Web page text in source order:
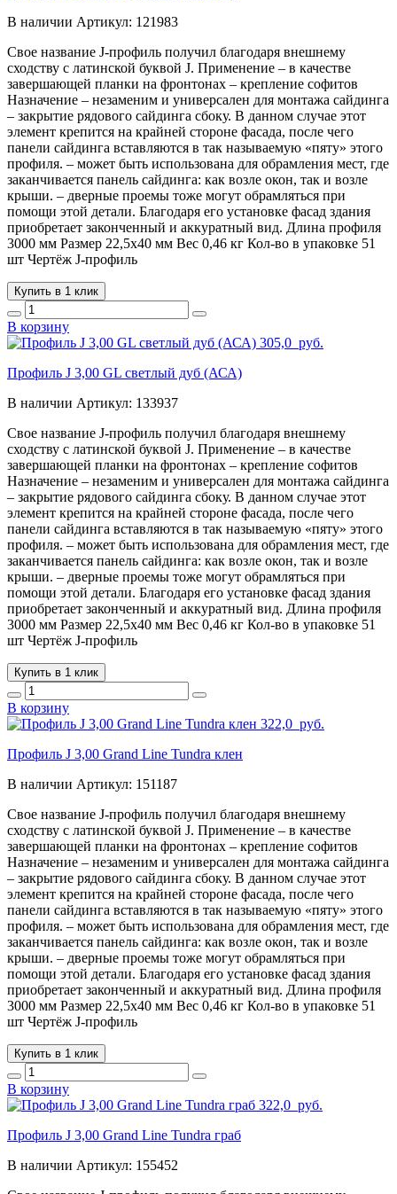
В наличии Артикул: 121983
Свое название J-профиль получил благодаря внешнему
сходству с латинской буквой J. Применение – в качестве
завершающей планки на фронтонах – крепление софитов
Назначение – незаменим и универсален для монтажа сайдинга
– закрытие рядового сайдинга сбоку. В данном случае этот
элемент крепится на крайней стороне фасада, после чего
панели сайдинга вставляются в так называемую «пяту» этого
профиля. – может быть использована для обрамления мест, где
заканчивается панель сайдинга: как возле окон, так и возле
крыши. – дверные проемы тоже могут обрамляться при
помощи этой детали. Благодаря его установке фасад здания
приобретает законченный и аккуратный вид. Длина профиля
3000 мм Размер 22,5х40 мм Вес 0,46 кг Кол-во в упаковке 51
шт Чертёж J-профиль
Купить в 1 клик
В корзину
305,0 руб.
Профиль J 3,00 GL светлый дуб (АСА)
В наличии Артикул: 133937
Свое название J-профиль получил благодаря внешнему
сходству с латинской буквой J. Применение – в качестве
завершающей планки на фронтонах – крепление софитов
Назначение – незаменим и универсален для монтажа сайдинга
– закрытие рядового сайдинга сбоку. В данном случае этот
элемент крепится на крайней стороне фасада, после чего
панели сайдинга вставляются в так называемую «пяту» этого
профиля. – может быть использована для обрамления мест, где
заканчивается панель сайдинга: как возле окон, так и возле
крыши. – дверные проемы тоже могут обрамляться при
помощи этой детали. Благодаря его установке фасад здания
приобретает законченный и аккуратный вид. Длина профиля
3000 мм Размер 22,5х40 мм Вес 0,46 кг Кол-во в упаковке 51
шт Чертёж J-профиль
Купить в 1 клик
В корзину
322,0 руб.
Профиль J 3,00 Grand Line Tundra клен
В наличии Артикул: 151187
Свое название J-профиль получил благодаря внешнему
сходству с латинской буквой J. Применение – в качестве
завершающей планки на фронтонах – крепление софитов
Назначение – незаменим и универсален для монтажа сайдинга
– закрытие рядового сайдинга сбоку. В данном случае этот
элемент крепится на крайней стороне фасада, после чего
панели сайдинга вставляются в так называемую «пяту» этого
профиля. – может быть использована для обрамления мест, где
заканчивается панель сайдинга: как возле окон, так и возле
крыши. – дверные проемы тоже могут обрамляться при
помощи этой детали. Благодаря его установке фасад здания
приобретает законченный и аккуратный вид. Длина профиля
3000 мм Размер 22,5х40 мм Вес 0,46 кг Кол-во в упаковке 51
шт Чертёж J-профиль
Купить в 1 клик
В корзину
322,0 руб.
Профиль J 3,00 Grand Line Tundra граб
В наличии Артикул: 155452